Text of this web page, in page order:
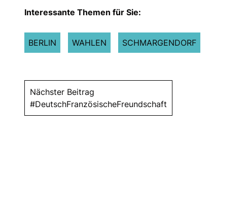
Interessante Themen für Sie:
BERLIN WAHLEN SCHMARGENDORF
Nächster Beitrag
#DeutschFranzösischeFreundschaft